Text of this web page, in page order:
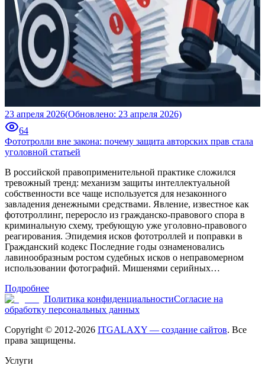
23 апреля 2026(Обновлено: 23 апреля 2026)
64
Фототролли вне закона: почему защита авторских прав стала
уголовной статьей
В российской правоприменительной практике сложился
тревожный тренд: механизм защиты интеллектуальной
собственности все чаще используется для незаконного
завладения денежными средствами. Явление, известное как
фототроллинг, переросло из гражданско-правового спора в
криминальную схему, требующую уже уголовно-правового
реагирования. Эпидемия исков фототроллей и поправки в
Гражданский кодекс Последние годы ознаменовались
лавинообразным ростом судебных исков о неправомерном
использовании фотографий. Мишенями серийных…
Подробнее
Политика конфиденциальностиСогласие на
обработку персональных данных
Copyright © 2012-2026 ITGALAXY — создание сайтов. Все
права защищены.
Услуги